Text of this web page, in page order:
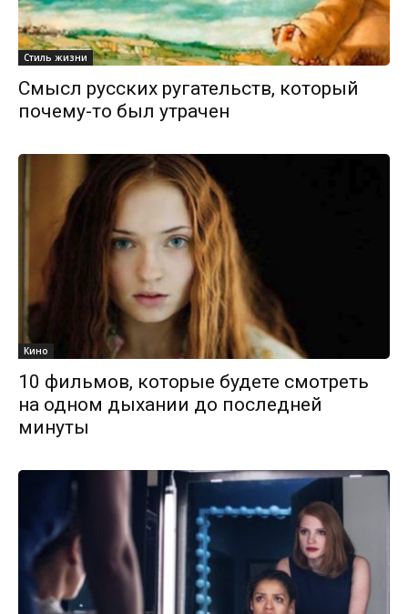
Стиль жизни
Смысл русских ругательств, который
почему-то был утрачен
Кино
10 фильмов, которые будете смотреть
на одном дыхании до последней
минуты